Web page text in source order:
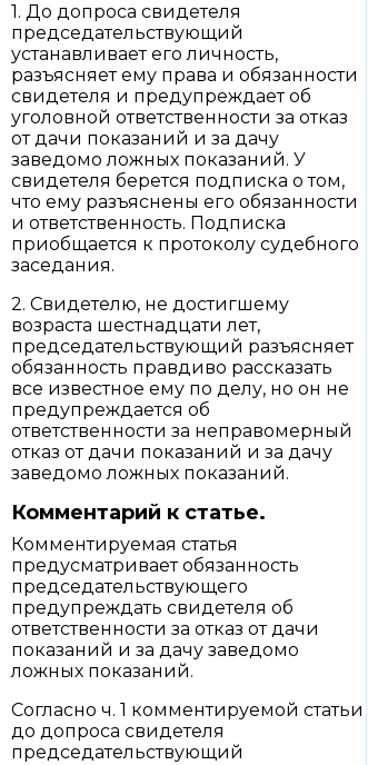
1. До допроса свидетеля
председательствующий
устанавливает его личность,
разъясняет ему права и обязанности
свидетеля и предупреждает об
уголовной ответственности за отказ
от дачи показаний и за дачу
заведомо ложных показаний. У
свидетеля берется подписка о том,
что ему разъяснены его обязанности
и ответственность. Подписка
приобщается к протоколу судебного
заседания.
2. Свидетелю, не достигшему
возраста шестнадцати лет,
председательствующий разъясняет
обязанность правдиво рассказать
все известное ему по делу, но он не
предупреждается об
ответственности за неправомерный
отказ от дачи показаний и за дачу
заведомо ложных показаний.
Комментарий к статье.
Комментируемая статья
предусматривает обязанность
председательствующего
предупреждать свидетеля об
ответственности за отказ от дачи
показаний и за дачу заведомо
ложных показаний.
Согласно ч. 1 комментируемой статьи
до допроса свидетеля
председательствующий